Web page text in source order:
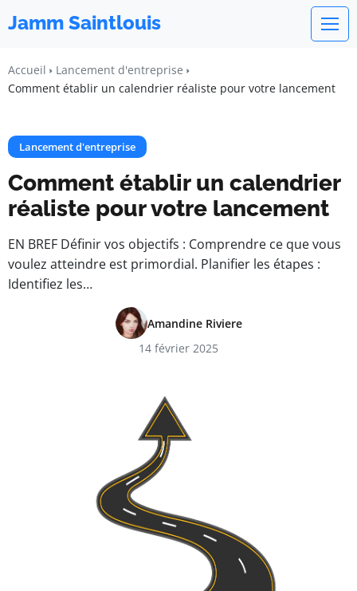
Jamm Saintlouis
Accueil
Lancement d'entreprise
Comment établir un calendrier réaliste pour votre lancement
Lancement d'entreprise
Comment établir un calendrier
réaliste pour votre lancement
EN BREF Définir vos objectifs : Comprendre ce que vous
voulez atteindre est primordial. Planifier les étapes :
Identifiez les…
Amandine Riviere
14 février 2025